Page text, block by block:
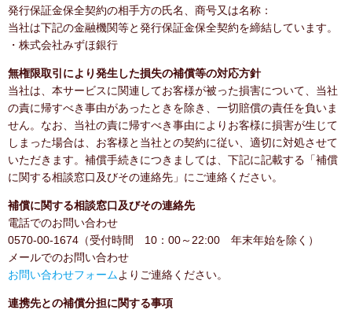
発行保証金保全契約の相手方の氏名、商号又は名称：
当社は下記の金融機関等と発行保証金保全契約を締結しています。
・株式会社みずほ銀行
無権限取引により発生した損失の補償等の対応方針
当社は、本サービスに関連してお客様が被った損害について、当社
の責に帰すべき事由があったときを除き、一切賠償の責任を負いま
せん。なお、当社の責に帰すべき事由によりお客様に損害が生じて
しまった場合は、お客様と当社との契約に従い、適切に対処させて
いただきます。補償手続きにつきましては、下記に記載する「補償
に関する相談窓口及びその連絡先」にご連絡ください。
補償に関する相談窓口及びその連絡先
電話でのお問い合わせ
0570-00-1674（受付時間 10：00～22:00 年末年始を除く）
メールでのお問い合わせ
お問い合わせフォームよりご連絡ください。
連携先との補償分担に関する事項